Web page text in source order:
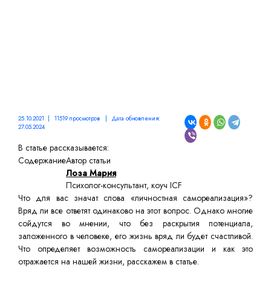
25.10.2021 | 11519 просмотров | Дата обновления:
27.05.2024
В статье рассказывается:
СодержаниеАвтор статьи
Лоза Мария
Психолог-консультант, коуч ICF
Что для вас значат слова «личностная самореализация»?
Вряд ли все ответят одинаково на этот вопрос. Однако многие
сойдутся во мнении, что без раскрытия потенциала,
заложенного в человеке, его жизнь вряд ли будет счастливой.
Что определяет возможность самореализации и как это
отражается на нашей жизни, расскажем в статье.